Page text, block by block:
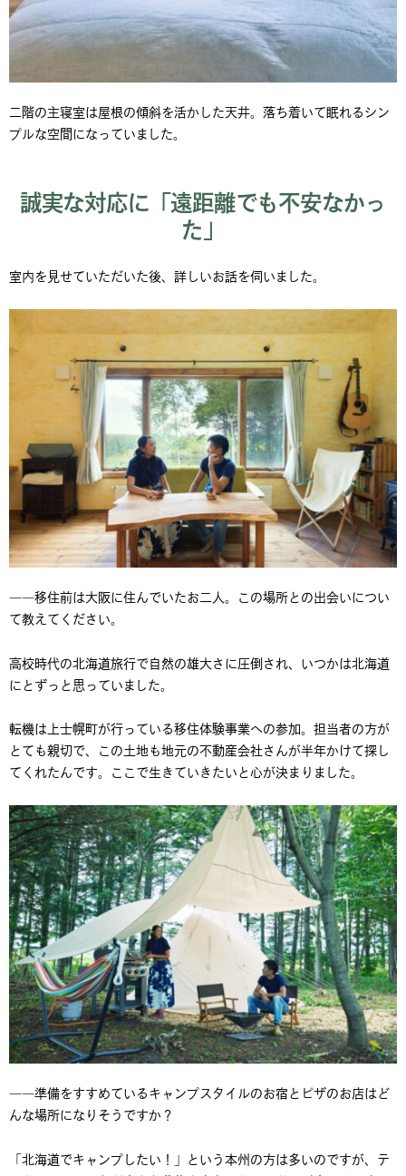
二階の主寝室は屋根の傾斜を活かした天井。落ち着いて眠れるシン
プルな空間になっていました。
誠実な対応に「遠距離でも不安なかっ
た」
室内を見せていただいた後、詳しいお話を伺いました。
――移住前は大阪に住んでいたお二人。この場所との出会いについ
て教えてください。
高校時代の北海道旅行で自然の雄大さに圧倒され、いつかは北海道
にとずっと思っていました。
転機は上士幌町が行っている移住体験事業への参加。担当者の方が
とても親切で、この土地も地元の不動産会社さんが半年かけて探し
てくれたんです。ここで生きていきたいと心が決まりました。
――準備をすすめているキャンプスタイルのお宿とピザのお店はど
んな場所になりそうですか？
「北海道でキャンプしたい！」という本州の方は多いのですが、テ